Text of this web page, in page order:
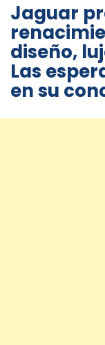
Jaguar
diseño,
Las
en su